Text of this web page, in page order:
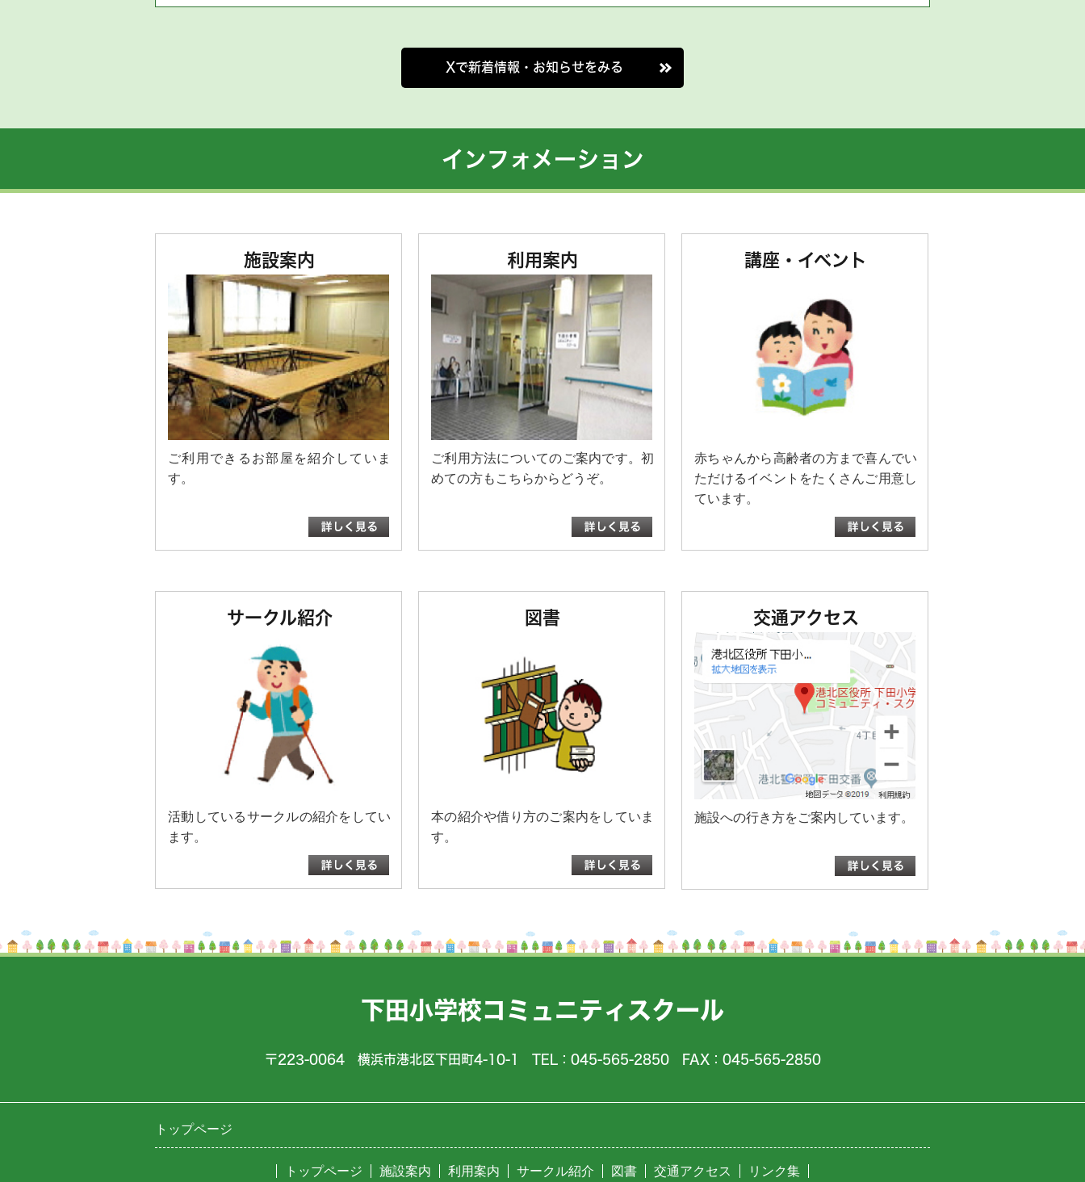
2026/07/23
下田小コミスクだより【８月号】を発行しました。
市民図書室の開館時間を延長します
8月、9月のコミスク市民図書室の開館時間は、猛暑対応のため30分延長します。毎週土・日曜日の14:00~16:30に開館しておりま
すので、気温の高い時間帯を避けてお越しください。
2026/06/28
2026年７月新着図書のご案内
新着図書のご案内です。
・「見えるか保己一」 蝉谷 めぐ実
・「空、はてしない青 上・下」 メリッサ・ダ・コスタ
・「ブティック」 池井戸 潤
・「スピノザの診察室」 夏川 草介
・「赤と青のガウン」 彬子女王
ほか７月の新着図書を７月4日（土）から貸し出します。
お気軽にご来館ください！
2026/06/28
下田小コミスクだより【７月号】について
下田小コミスクだより【７月号】を発行しました。
①2026年度コミスク総会が開催されました
②下田おはなしの会
③７月の新着図書
下田小コミスクだより7月号 をご覧ください。
Xで新着情報・お知らせをみる
インフォメーション
施設案内
ご利用できるお部屋を紹介していま
す。
利用案内
ご利用方法についてのご案内です。初
めての方もこちらからどうぞ。
講座・イベント
赤ちゃんから高齢者の方まで喜んでい
ただけるイベントをたくさんご用意し
ています。
サークル紹介
活動しているサークルの紹介をしてい
ます。
図書
本の紹介や借り方のご案内をしていま
す。
交通アクセス
施設への行き方をご案内しています。
下田小学校コミュニティスクール
〒223-0064 横浜市港北区下田町4-10-1 TEL：045-565-2850 FAX：045-565-2850
トップページ
トップページ 施設案内 利用案内 サークル紹介 図書 交通アクセス リンク集